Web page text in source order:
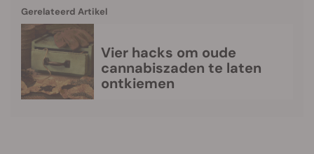
Gerelateerd Artikel
Vier hacks om oude
cannabiszaden te laten
ontkiemen